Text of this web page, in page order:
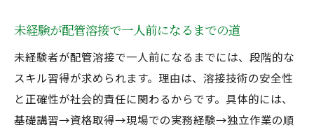
未経験が配管溶接で一人前になるまでの道
未経験者が配管溶接で一人前になるまでには、段階的な
スキル習得が求められます。理由は、溶接技術の安全性
と正確性が社会的責任に関わるからです。具体的には、
基礎講習→資格取得→現場での実務経験→独立作業の順